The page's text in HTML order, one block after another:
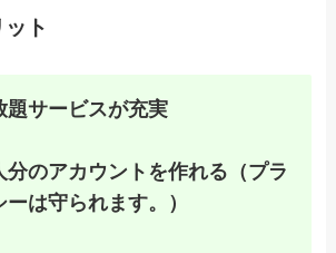
ト
題サービスが充実
分のアカウントを作れる（プラ
ーは守られます。）